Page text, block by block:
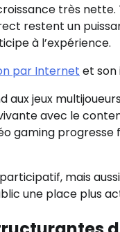
très
restent un
à l’expérience.
par Internet et son
jeux
avec le
gaming
mais
une place plus